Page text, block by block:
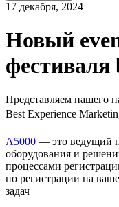
17 декабря, 2024
Новый
Представляем нашего
Best Experience
A5000 — это ведущий
оборудования и
процессами
по регистрации на
задач